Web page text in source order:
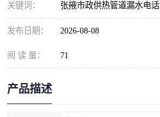
关键词： 张掖市政供热管道漏水电话
发布日期： 2026-08-08
阅 读 量： 71
产品描述